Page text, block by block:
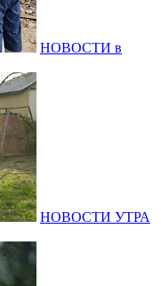
НОВОСТИ в
НОВОСТИ УТРА